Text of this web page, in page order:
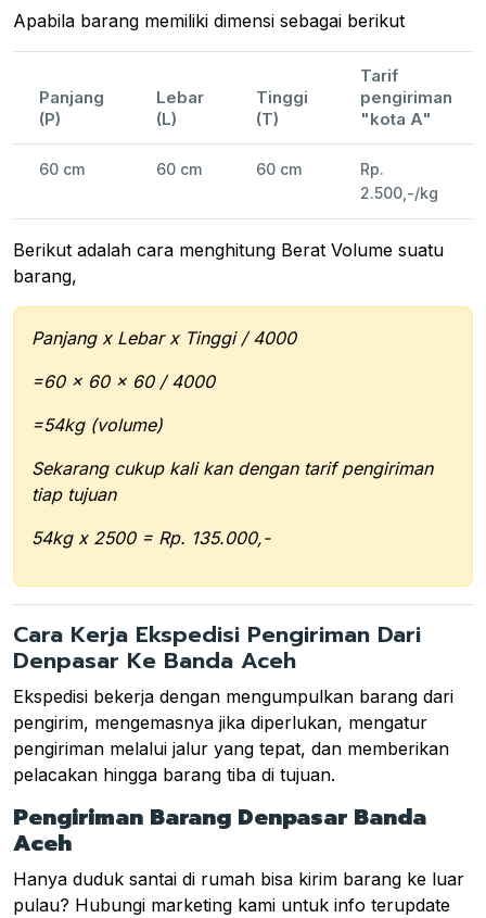
Apabila barang memiliki dimensi sebagai berikut
Panjang
(P)
Lebar
(L)
Tinggi
(T)
Tarif
pengiriman
"kota A"
60 cm 60 cm 60 cm
Rp.
2.500,-/kg
Berikut adalah cara menghitung Berat Volume suatu
barang,
Panjang x Lebar x Tinggi / 4000
=60 x 60 x 60 / 4000
=54kg (volume)
Sekarang cukup kali kan dengan tarif pengiriman
tiap tujuan
54kg x 2500 = Rp. 135.000,-
Cara Kerja Ekspedisi Pengiriman Dari
Denpasar Ke Banda Aceh
Ekspedisi bekerja dengan mengumpulkan barang dari
pengirim, mengemasnya jika diperlukan, mengatur
pengiriman melalui jalur yang tepat, dan memberikan
pelacakan hingga barang tiba di tujuan.
Pengiriman Barang Denpasar Banda
Aceh
Hanya duduk santai di rumah bisa kirim barang ke luar
pulau? Hubungi marketing kami untuk info terupdate